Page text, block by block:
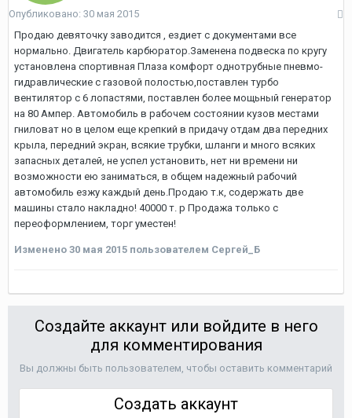
Опубликовано: 30 мая 2015
Продаю девяточку заводится , ездиет с документами все
нормально. Двигатель карбюратор.Заменена подвеска по кругу
установлена спортивная Плаза комфорт однотрубные пневмо-
гидравлические с газовой полостью,поставлен турбо
вентилятор с 6 лопастями, поставлен более мощьный генератор
на 80 Ампер. Автомобиль в рабочем состоянии кузов местами
гниловат но в целом еще крепкий в придачу отдам два передних
крыла, передний экран, всякие трубки, шланги и много всяких
запасных деталей, не успел установить, нет ни времени ни
возможности ею заниматься, в общем надежный рабочий
автомобиль езжу каждый день.Продаю т.к, содержать две
машины стало накладно! 40000 т. р Продажа только с
переоформлением, торг уместен!
Изменено 30 мая 2015 пользователем Сергей_Б
Создайте аккаунт или войдите в него
для комментирования
Вы должны быть пользователем, чтобы оставить комментарий
Создать аккаунт